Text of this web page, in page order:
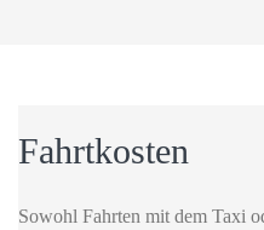
Fahrtkosten
Sowohl Fahrten mit dem Taxi